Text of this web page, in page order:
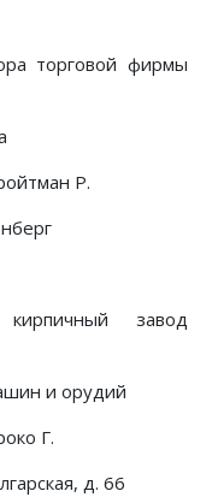
торговой фирмы
Р.
завод
и орудий
Г.
д. 66